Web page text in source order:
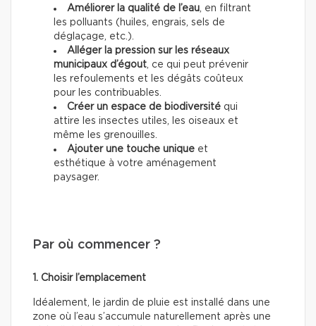
Améliorer la qualité de l’eau, en filtrant
les polluants (huiles, engrais, sels de
déglaçage, etc.).
Alléger la pression sur les réseaux
municipaux d’égout, ce qui peut prévenir
les refoulements et les dégâts coûteux
pour les contribuables.
Créer un espace de biodiversité qui
attire les insectes utiles, les oiseaux et
même les grenouilles.
Ajouter une touche unique et
esthétique à votre aménagement
paysager.
Par où commencer ?
1. Choisir l’emplacement
Idéalement, le jardin de pluie est installé dans une
zone où l’eau s’accumule naturellement après une